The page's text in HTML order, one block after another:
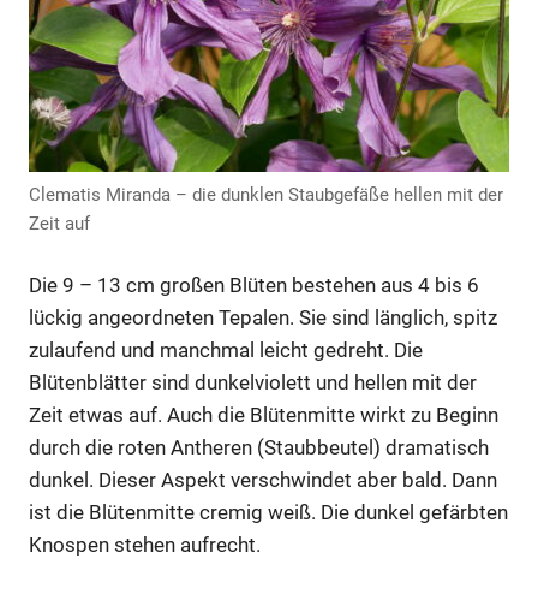
Clematis Miranda – die dunklen Staubgefäße hellen mit der
Zeit auf
Die 9 – 13 cm großen Blüten bestehen aus 4 bis 6
lückig angeordneten Tepalen. Sie sind länglich, spitz
zulaufend und manchmal leicht gedreht. Die
Blütenblätter sind dunkelviolett und hellen mit der
Zeit etwas auf. Auch die Blütenmitte wirkt zu Beginn
durch die roten Antheren (Staubbeutel) dramatisch
dunkel. Dieser Aspekt verschwindet aber bald. Dann
ist die Blütenmitte cremig weiß. Die dunkel gefärbten
Knospen stehen aufrecht.